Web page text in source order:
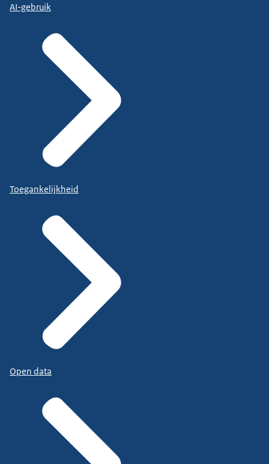
AI-gebruik
Toegankelijkheid
Open data